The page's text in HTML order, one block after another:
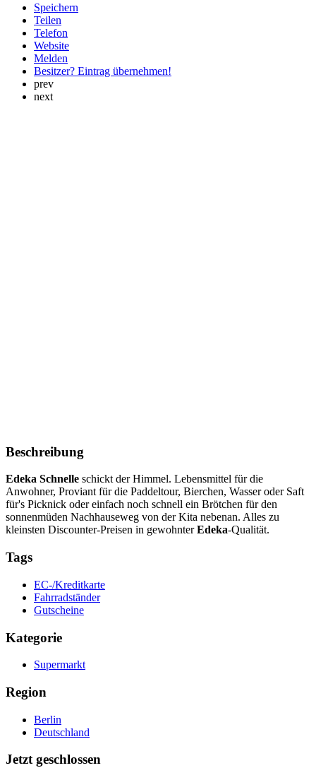
Speichern
Teilen
Telefon
Website
Melden
Besitzer? Eintrag übernehmen!
prev
next
Beschreibung
Edeka Schnelle schickt der Himmel. Lebensmittel für die
Anwohner, Proviant für die Paddeltour, Bierchen, Wasser oder Saft
für's Picknick oder einfach noch schnell ein Brötchen für den
sonnenmüden Nachhauseweg von der Kita nebenan. Alles zu
kleinsten Discounter-Preisen in gewohnterEdeka-Qualität.
Tags
EC-/Kreditkarte
Fahrradständer
Gutscheine
Kategorie
Supermarkt
Region
Berlin
Deutschland
Jetzt geschlossen